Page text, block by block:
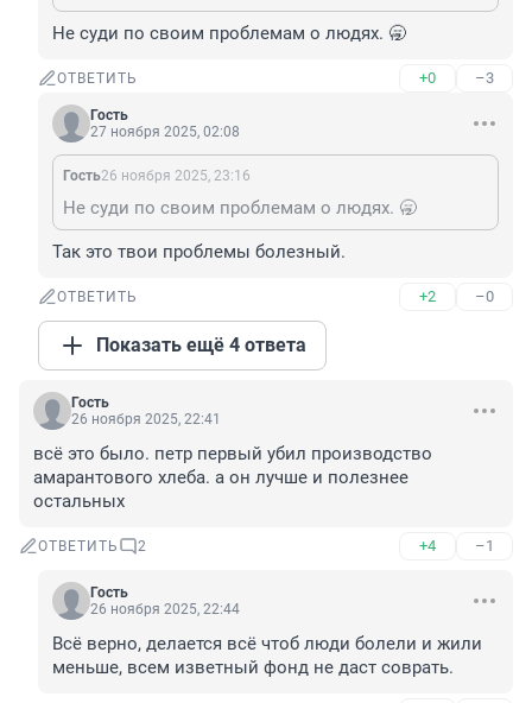
Не суди по своим проблемам о людях. 🥱
ОТВЕТИТЬ +0 –3
Гость
27 ноября 2025, 02:08
Гость26 ноября 2025, 23:16
Не суди по своим проблемам о людях. 🥱
Так это твои проблемы болезный.
ОТВЕТИТЬ +2 –0
Показать ещё 4 ответа
Гость
26 ноября 2025, 22:41
всё это было. петр первый убил производство
амарантового хлеба. а он лучше и полезнее
остальных
ОТВЕТИТЬ 2 +4 –1
Гость
26 ноября 2025, 22:44
Всё верно, делается всё чтоб люди болели и жили
меньше, всем изветный фонд не даст соврать.